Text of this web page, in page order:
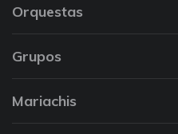
Orquestas
Grupos
Mariachis